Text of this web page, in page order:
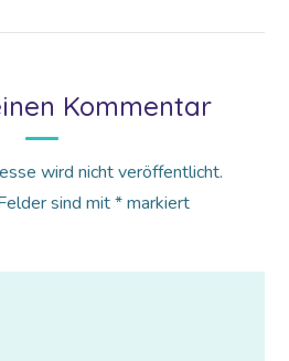
Kommentar
wird nicht veröffentlicht.
sind mit*markiert